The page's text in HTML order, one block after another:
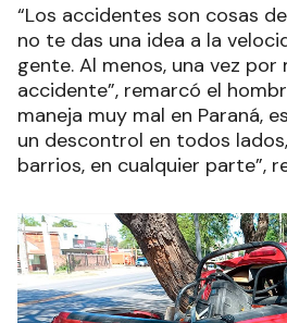
“Los accidentes son cosas
no te das una idea a la
gente. Al menos, una vez por
accidente”, remarcó el
maneja muy mal en Paraná,
un descontrol en todos
barrios, en cualquier parte”,